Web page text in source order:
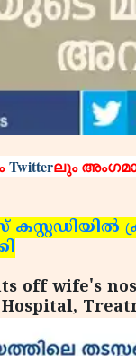
Twitterലും
off wife's